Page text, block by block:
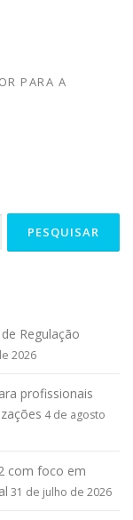
PARA A
Regulação
2026
profissionais
4 de agosto
com foco em
31 de julho de 2026